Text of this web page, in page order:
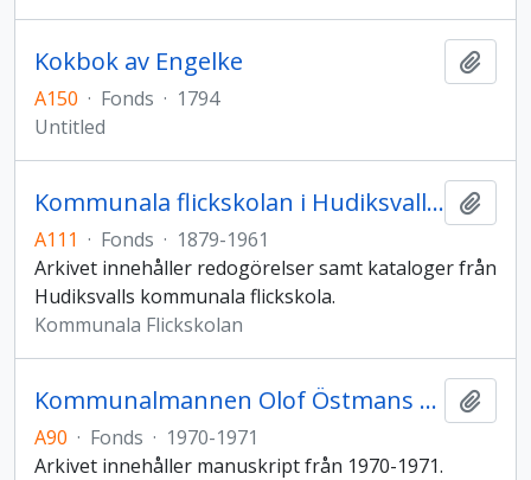
Kokbok av Engelke
A150 · Fonds · 1794
Untitled
Kommunala flickskolan i Hudiksvalls arkiv
A111 · Fonds · 1879-1961
Arkivet innehåller redogörelser samt kataloger från
Hudiksvalls kommunala flickskola.
Kommunala Flickskolan
Kommunalmannen Olof Östmans arkiv
A90 · Fonds · 1970-1971
Arkivet innehåller manuskript från 1970-1971.